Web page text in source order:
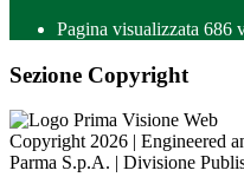
Pagina visualizzata 686
Sezione Copyright
Copyright 2026 | Engineered
Parma S.p.A. | Divisione